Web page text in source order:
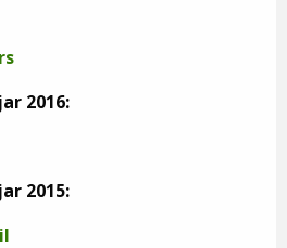
2016:
2015: